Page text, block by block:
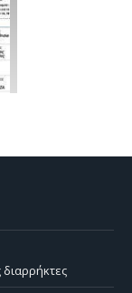
διαρρήκτες